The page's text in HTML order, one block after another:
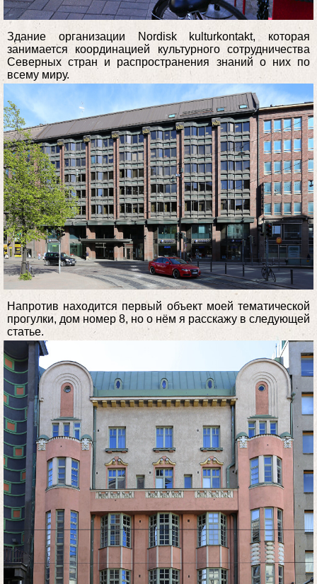
Здание организации Nordisk kulturkontakt, которая
занимается координацией культурного сотрудничества
Северных стран и распространения знаний о них по
всему миру.
Напротив находится первый объект моей тематической
прогулки, дом номер 8, но о нём я расскажу в следующей
статье.